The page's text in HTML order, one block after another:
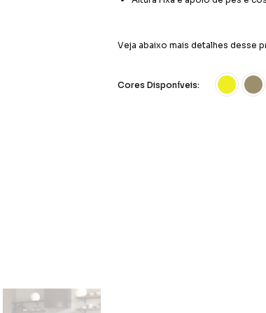
Veja abaixo mais detalhes desse
Cores Disponíveis: